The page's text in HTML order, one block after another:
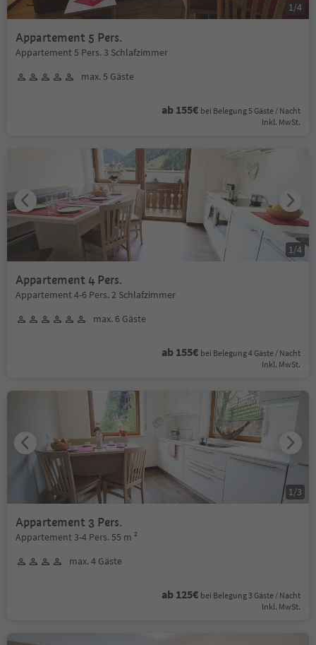
Appartement 5 Pers.
Appartement 5 Pers. 3 Schlafzimmer
max. 5 Gäste
ab 155€ bei Belegung 5 Gäste / Nacht
Inkl. MwSt.
1/4
Appartement 4 Pers.
Appartement 4-6 Pers. 2 Schlafzimmer
max. 6 Gäste
ab 155€ bei Belegung 4 Gäste / Nacht
Inkl. MwSt.
1/4
Appartement 3 Pers.
Appartement 3-4 Pers. 55 m ²
max. 4 Gäste
ab 125€ bei Belegung 3 Gäste / Nacht
Inkl. MwSt.
1/3